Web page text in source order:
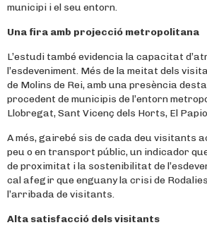
municipi i el seu entorn.
Una fira amb projecció metropolitana
L’estudi també evidencia la capacitat
l’esdeveniment. Més de la meitat dels
de Molins de Rei, amb una presència
procedent de municipis de l’entorn
Llobregat, Sant Vicenç dels Horts, El
A més, gairebé sis de cada deu visitants
peu o en transport públic, un indicador
de proximitat i la sostenibilitat de
cal afegir que enguany la crisi de
l’arribada de visitants.
Alta satisfacció dels visitants